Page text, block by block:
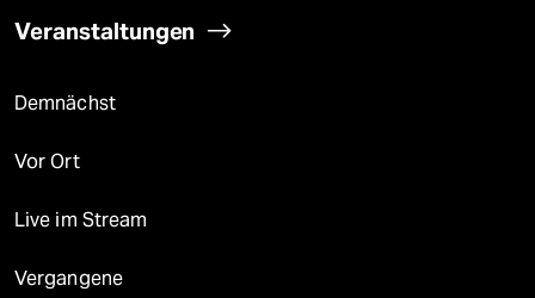
Veranstaltungen
Demnächst
Vor Ort
Live im Stream
Vergangene